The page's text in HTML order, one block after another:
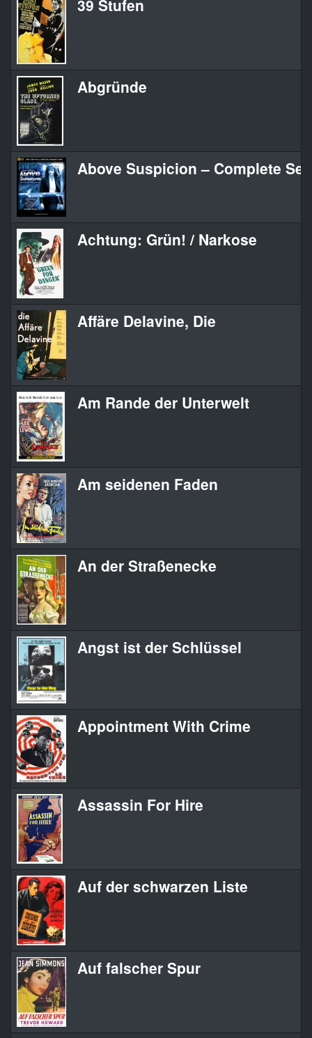
39 Stufen
Abgründe
Above Suspicion – Complete
Achtung: Grün! / Narkose
Affäre Delavine, Die
Am Rande der Unterwelt
Am seidenen Faden
An der Straßenecke
Angst ist der Schlüssel
Appointment With Crime
Assassin For Hire
Auf der schwarzen Liste
Auf falscher Spur